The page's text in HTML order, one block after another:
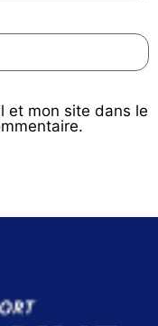
et mon site dans le